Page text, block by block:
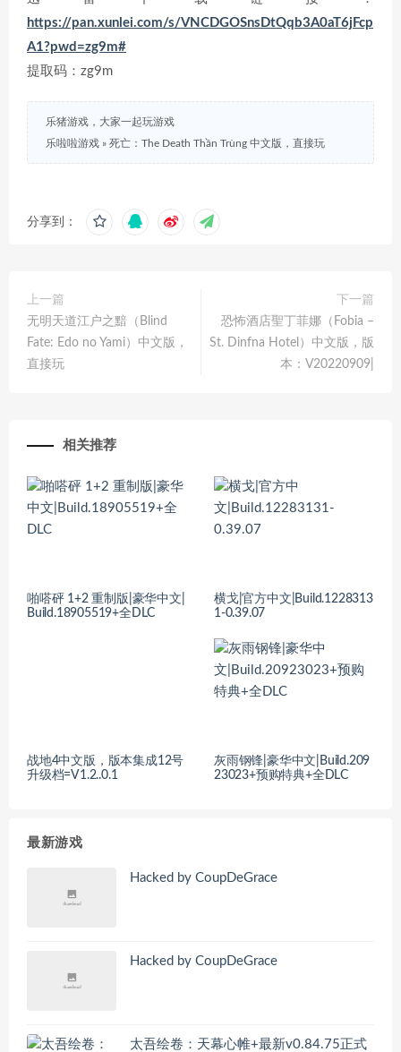
https://pan.xunlei.com/s/VNCDGOSnsDtQqb3A0aT6jFcp
A1?pwd=zg9m#
提取码：zg9m
乐猪游戏，大家一起玩游戏
乐啦啦游戏 » 死亡：The Death Thần Trùng 中文版，直接玩
分享到：
上一篇
无明天道江户之黯（Blind
Fate: Edo no Yami）中文版，
直接玩
下一篇
恐怖酒店聖丁菲娜（Fobia –
St. Dinfna Hotel）中文版，版
本：V20220909|
相关推荐
啪嗒砰 1+2 重制版|豪华中文|
Build.18905519+全DLC
横戈|官方中文|Build.1228313
1-0.39.07
战地4中文版，版本集成12号
升级档=V1.2..0.1
灰雨钢锋|豪华中文|Build.209
23023+预购特典+全DLC
最新游戏
Hacked by CoupDeGrace
Hacked by CoupDeGrace
太吾绘卷：天幕心帷+最新v0.84.75正式